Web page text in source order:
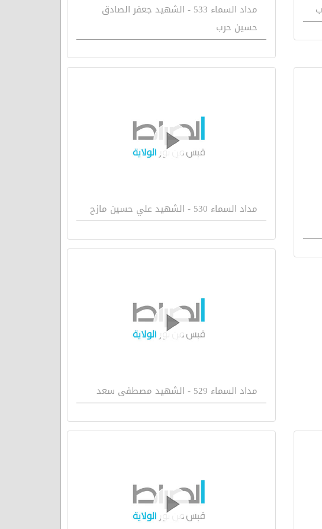
مداد السماء 533 - الشهيد جعفر الصادق
حسين حرب
مداد السماء 530 - الشهيد علي حسين مازح
مداد السماء 529 - الشهيد مصطفى سعد